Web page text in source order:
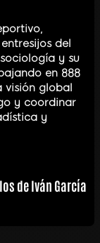
del
y su
en 888
visión global
y coordinar
y
de Iván García